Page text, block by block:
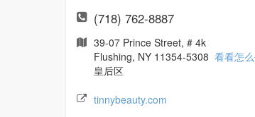
(718) 762-8887
39-07 Prince Street, # 4k
Flushing, NY 11354-5308 看看怎
皇后区
tinnybeauty.com